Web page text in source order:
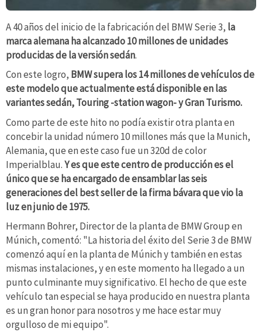
A 40 años del inicio de la fabricación del BMW Serie 3, la
marca alemana ha alcanzado 10 millones de unidades
producidas de la versión sedán.
Con este logro, BMW supera los 14 millones de vehículos de
este modelo que actualmente está disponible en las
variantes sedán, Touring -station wagon- y Gran Turismo.
Como parte de este hito no podía existir otra planta en
concebir la unidad número 10 millones más que la Munich,
Alemania, que en este caso fue un 320d de color
Imperialblau.Y es que este centro de producción es el
único que se ha encargado de ensamblar las seis
generaciones del best seller de la firma bávara que vio la
luz en junio de 1975.
Hermann Bohrer, Director de la planta de BMW Group en
Múnich, comentó: "La historia del éxito del Serie 3 de BMW
comenzó aquí en la planta de Múnich y también en estas
mismas instalaciones, y en este momento ha llegado a un
punto culminante muy significativo. El hecho de que este
vehículo tan especial se haya producido en nuestra planta
es un gran honor para nosotros y me hace estar muy
orgulloso de mi equipo".